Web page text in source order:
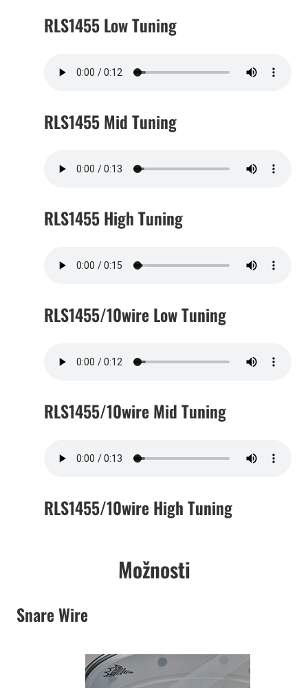
RLS1455 Low Tuning
RLS1455 Mid Tuning
RLS1455 High Tuning
RLS1455/10wire Low Tuning
RLS1455/10wire Mid Tuning
RLS1455/10wire High Tuning
Možnosti
Snare Wire